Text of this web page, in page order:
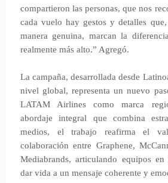
compartieron las personas, que nos
cada vuelo hay gestos y detalles
manera genuina, marcan la
realmente más alto.” Agregó.
La campaña, desarrollada desde
nivel global, representa un nuevo
LATAM Airlines como marca
abordaje integral que combina
medios, el trabajo reafirma el
colaboración entre Graphene,
Mediabrands, articulando equipos en
dar vida a un mensaje coherente y